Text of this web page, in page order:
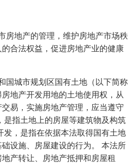
房地产的管理，维护房地产市场秩
合法权益，促进房地产业的健康
国城市规划区国有土地（以下简称
地产开发用地的土地使用权，从
易，实施房地产管理，应当遵守
是指土地上的房屋等建筑物及构筑
发，是指在依据本法取得国有土地
设施、房屋建设的行为。 本法所
产转让、房地产抵押和房屋租